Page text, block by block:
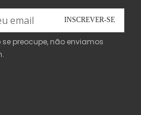
se preocupe, não enviamos